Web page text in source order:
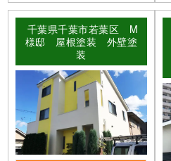
千葉県千葉市若葉区 M
様邸 屋根塗装 外壁塗
装